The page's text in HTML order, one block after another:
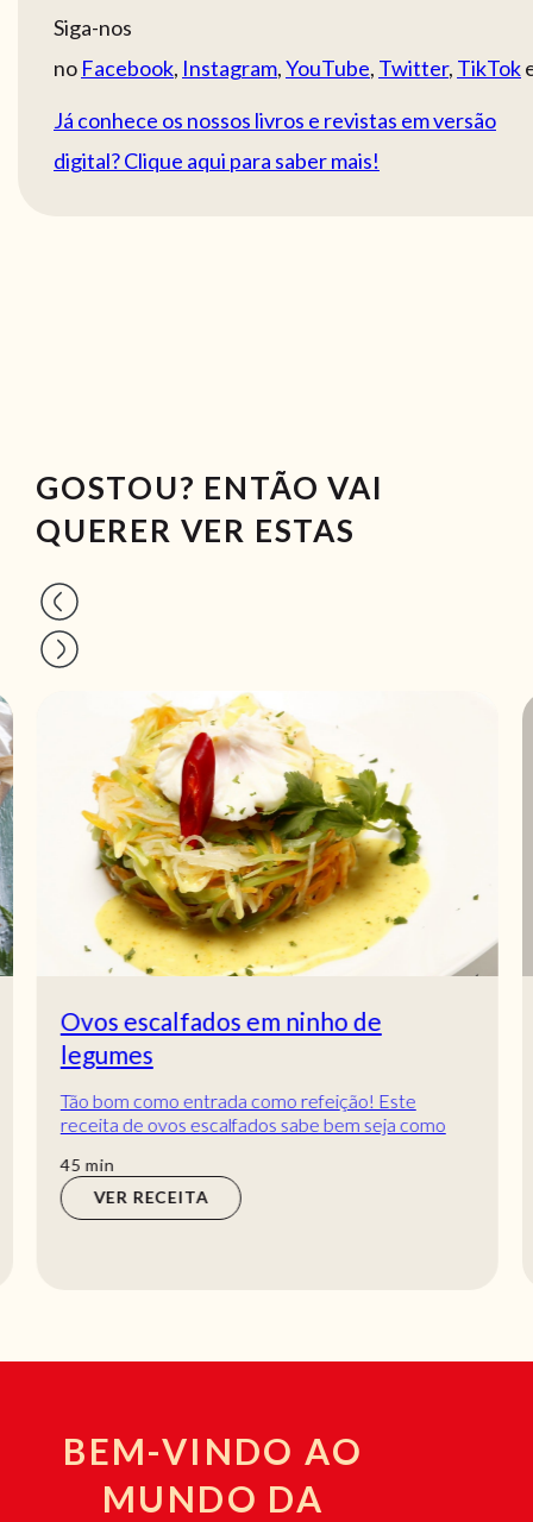
Siga-nos
no Facebook, Instagram,YouTube, Twitter, TikTok
Já conhece os nossos livros e revistas em versão
digital? Clique aqui para saber mais!
GOSTOU? ENTÃO VAI
QUERER VER ESTAS
Ovos escalfados em ninho de
legumes
Tão bom como entrada como refeição! Este
receita de ovos escalfados sabe bem seja como
Não perc...
45min
min
VER RECEITA
BEM-VINDO AO
MUNDO DA